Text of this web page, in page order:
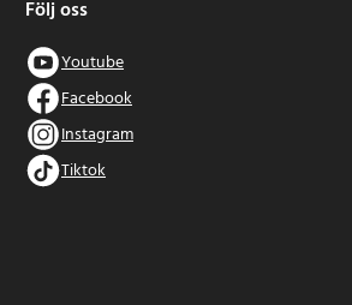
Följ oss
Youtube
Facebook
Instagram
Tiktok